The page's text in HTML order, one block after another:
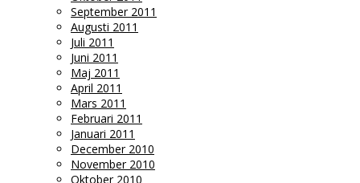
September 2011
Augusti 2011
Juli 2011
Juni 2011
Maj 2011
April 2011
Mars 2011
Februari 2011
Januari 2011
December 2010
November 2010
Oktober 2010